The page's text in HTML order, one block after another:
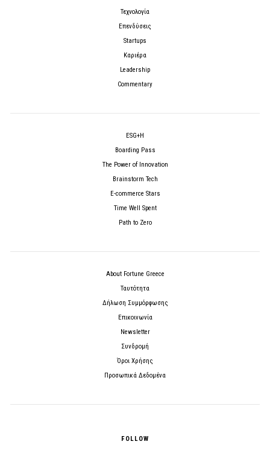
Τεχνολογία
Επενδύσεις
Startups
Καριέρα
Leadership
Commentary
ESG+H
Boarding Pass
The Power of Innovation
Brainstorm Tech
E-commerce Stars
Time Well Spent
Path to Zero
About Fortune Greece
Ταυτότητα
Δήλωση Συμμόρφωσης
Επικοινωνία
Newsletter
Συνδρομή
Όροι Χρήσης
Προσωπικά Δεδομένα
FOLLOW